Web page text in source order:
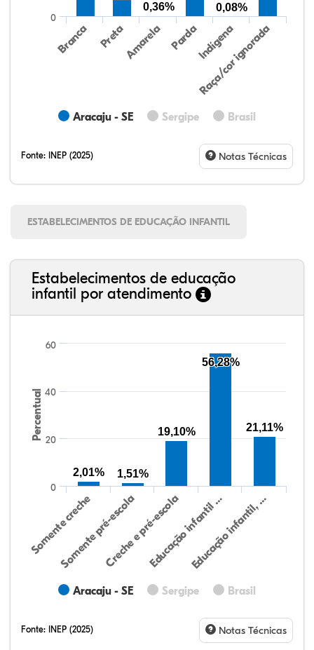
Aracaju - SE Sergipe Brasil
Branca PretaAmarela PardaIndígena
Raça/cor ignorada
0
0,36%
0,08%
Fonte: INEP (2025) Notas Técnicas
ESTABELECIMENTOS DE EDUCAÇÃO INFANTIL
Estabelecimentos de educação
infantil por atendimento
Percentual
Aracaju - SE Sergipe Brasil
Somente creche
Somente pré-escolaCreche e pré-escolaEducação infantil …Educação infantil, …
0
20
40
60
2,01% 1,51%
19,10%
56,28%
21,11%
Fonte: INEP (2025) Notas Técnicas